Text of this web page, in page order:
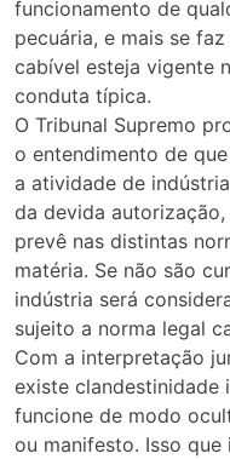
funcionamento de
pecuária, e mais se
cabível esteja vigente
conduta típica.
O Tribunal Supremo
o entendimento de
a atividade de
da devida
prevê nas distintas
matéria. Se não são
indústria será
sujeito a norma legal
Com a interpretação
existe clandestinidade
funcione de modo
ou manifesto. Isso